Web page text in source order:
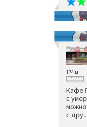
174 м
Кафе
с
с дру...